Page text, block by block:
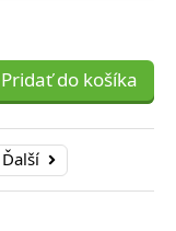
Pridať do košíka
Ďalší